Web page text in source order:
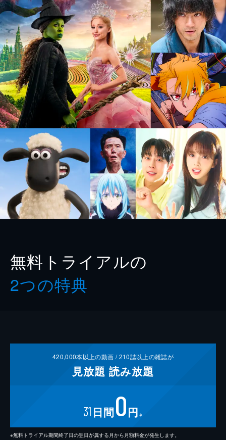
無料トライアルの
2つの特典
420,000本以上の動画 /210誌以上の雑誌が
見放題 読み放題
31 日間0円 ※
※無料トライアル期間終了日の翌日が属する月から月額料金が発生します。